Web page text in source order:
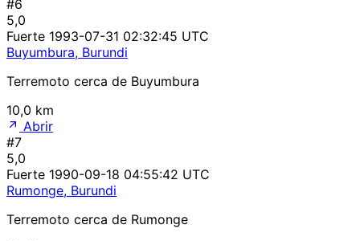
#6
5,0
Fuerte 1993-07-31 02:32:45 UTC
Buyumbura, Burundi
Terremoto cerca de Buyumbura
10,0 km
Abrir
#7
5,0
Fuerte 1990-09-18 04:55:42 UTC
Rumonge, Burundi
Terremoto cerca de Rumonge